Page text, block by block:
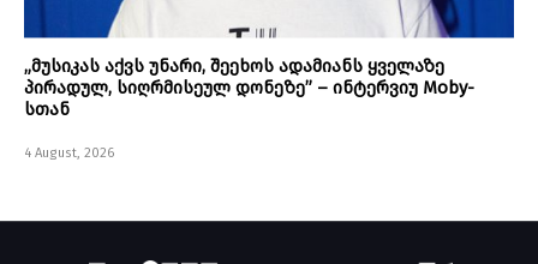
„მუსიკას აქვს უნარი, შეეხოს ადამიანს ყველაზე
პირადულ, სიღრმისეულ დონეზე” – ინტერვიუ Moby-
სთან
4 August, 2026